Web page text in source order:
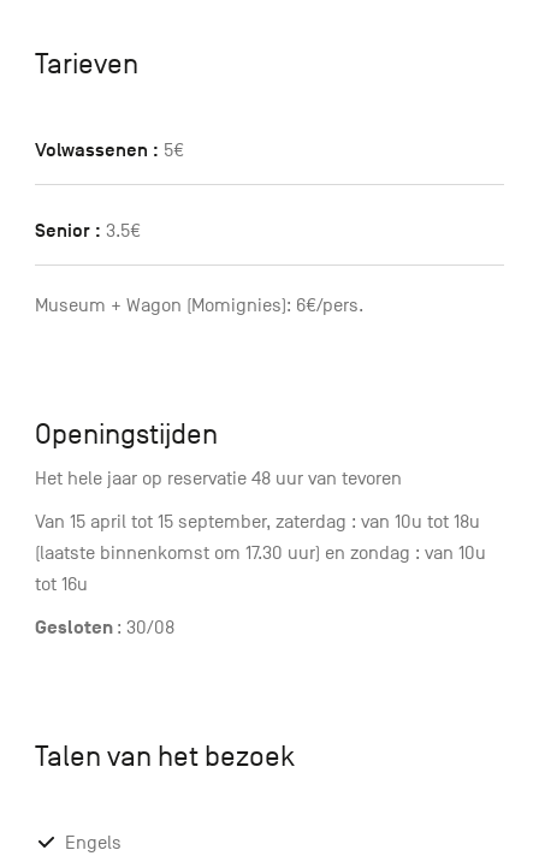
Tarieven
Volwassenen : 5€
Senior : 3.5€
Museum + Wagon (Momignies): 6€/pers.
Openingstijden
Het hele jaar op reservatie 48 uur van tevoren
Van 15 april tot 15 september, zaterdag : van 10u tot 18u
(laatste binnenkomst om 17.30 uur) en zondag : van 10u
tot 16u
Gesloten : 30/08
Talen van het bezoek
Engels